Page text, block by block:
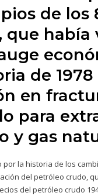
de los
que había
de 1978
en
para
y gas
por la historia de los
del petróleo crudo,
del petróleo crudo